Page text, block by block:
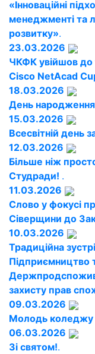
«Інноваційні
менеджменті та
розвитку».
23.03.2026
ЧКФК увійшов до
Cisco NetAcad
18.03.2026
День народження
15.03.2026
Всесвітній день
12.03.2026
Більше ніж
Студради! .
11.03.2026
Слово у фокусі
Сіверщини до
10.03.2026
Традиційна
Підприємництво
захисту прав
09.03.2026
Молодь коледжу
06.03.2026
Зі святом!.